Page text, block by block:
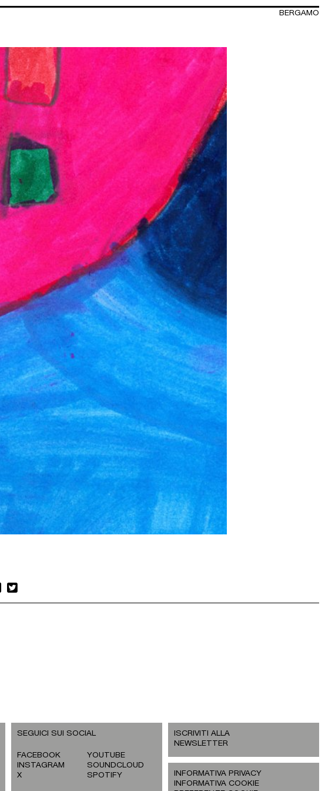
BERGAMO
SEGUICI SUI SOCIAL
FACEBOOK
INSTAGRAM
X
YOUTUBE
SOUNDCLOUD
SPOTIFY
ISCRIVITI ALLA
NEWSLETTER
INFORMATIVA PRIVACY
INFORMATIVA COOKIE